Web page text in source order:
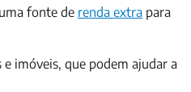
fonte de renda extra para
e imóveis, que podem ajudar a